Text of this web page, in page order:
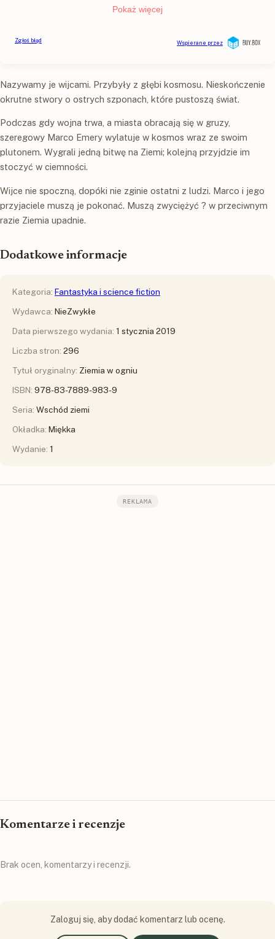
Nazywamy je wijcami. Przybyły z głębi kosmosu. Nieskończenie
okrutne stwory o ostrych szponach, które pustoszą świat.
Podczas gdy wojna trwa, a miasta obracają się w gruzy,
szeregowy Marco Emery wylatuje w kosmos wraz ze swoim
plutonem. Wygrali jedną bitwę na Ziemi; kolejną przyjdzie im
stoczyć w ciemności.
Wijce nie spoczną, dopóki nie zginie ostatni z ludzi. Marco i jego
przyjaciele muszą je pokonać. Muszą zwyciężyć ? w przeciwnym
razie Ziemia upadnie.
Dodatkowe informacje
Kategoria: Fantastyka i science fiction
Wydawca: NieZwykłe
Data pierwszego wydania: 1 stycznia 2019
Liczba stron: 296
Tytuł oryginalny: Ziemia w ogniu
ISBN: 978-83-7889-983-9
Seria: Wschód ziemi
Okładka: Miękka
Wydanie: 1
REKLAMA
Komentarze i recenzje
Brak ocen, komentarzy i recenzji.
Zaloguj się, aby dodać komentarz lub ocenę.